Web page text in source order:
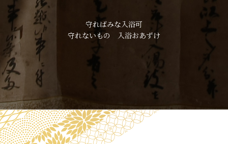
守ればみな入浴可
守れないもの 入浴おあずけ